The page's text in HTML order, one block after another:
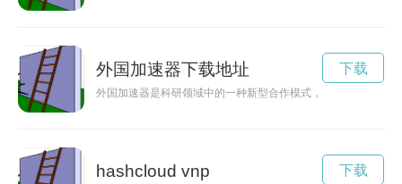
外国加速器下载地址
外国加速器是科研领域中的一种新型合作模式，通过国际合作
下载
hashcloud vnp 下载